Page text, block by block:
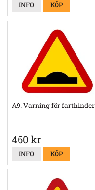
INFO KÖP
A9. Varning för farthinder
460 kr
INFO KÖP